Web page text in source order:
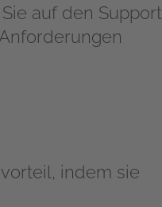
auf den Support
indem sie